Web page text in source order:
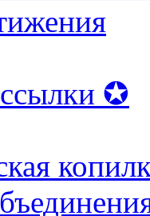
✪